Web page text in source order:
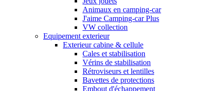
Animaux en camping-car
J'aime Camping-car Plus
VW collection
Equipement exterieur
Exterieur cabine & cellule
Cales et stabilisation
Vérins de stabilisation
Rétroviseurs et lentilles
Bavettes de protections
Embout d'échappement